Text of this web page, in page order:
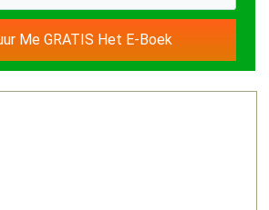
Me GRATIS Het E-Boek